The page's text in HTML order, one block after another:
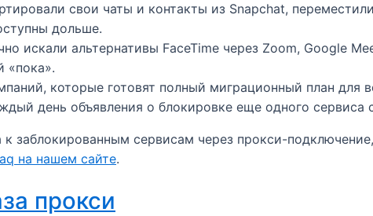
свои чаты и контакты из Snapchat,
дольше.​
искали альтернативы FaceTime через Zoom, Google
«пока».​
которые готовят полный миграционный план для
день объявления о блокировке еще одного сервиса
заблокированным сервисам через прокси-
на нашем сайте.
прокси